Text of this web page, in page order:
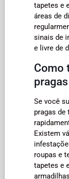
tapetes e
áreas de
sinais de
e livre de
Como
Se você
pragas de
Existem
roupas e
tapetes e